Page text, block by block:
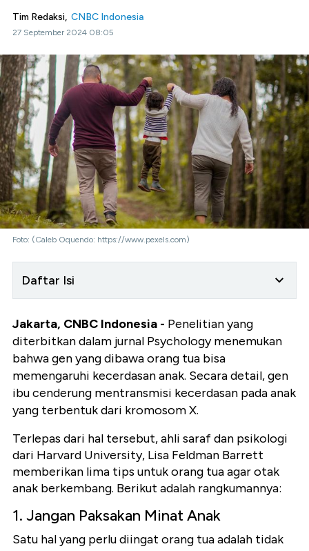
Tim Redaksi, CNBC Indonesia
27 September 2024 08:05
Foto: (Caleb Oquendo: https://www.pexels.com)
Daftar Isi
Jakarta, CNBC Indonesia - Penelitian yang
diterbitkan dalam jurnal Psychology menemukan
bahwa gen yang dibawa orang tua bisa
memengaruhi kecerdasan anak. Secara detail, gen
ibu cenderung mentransmisi kecerdasan pada anak
yang terbentuk dari kromosom X.
Terlepas dari hal tersebut, ahli saraf dan psikologi
dari Harvard University, Lisa Feldman Barrett
memberikan lima tips untuk orang tua agar otak
anak berkembang. Berikut adalah rangkumannya:
1. Jangan Paksakan Minat Anak
Satu hal yang perlu diingat orang tua adalah tidak